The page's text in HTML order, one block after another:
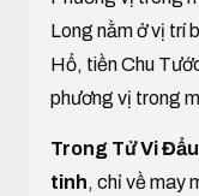
Long nằm ở vị trí
Hổ, tiền Chu
phương vị trong
Trong Tử Vi
tinh, chỉ về may